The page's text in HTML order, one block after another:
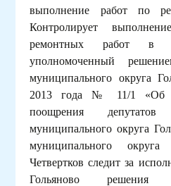
выполнение работ по
Контролирует
ремонтных работ в
уполномоченный
муниципального округа
2013 года № 11/1 «Об
поощрения
муниципального округа
муниципального
Четвертков следит за
Гольяново решения